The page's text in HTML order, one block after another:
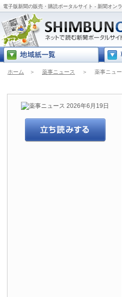
電子版新聞の販売・購読ポータルサイト - 新聞オン
ホーム ＞ 薬事ニュース ＞ 薬事ニュ